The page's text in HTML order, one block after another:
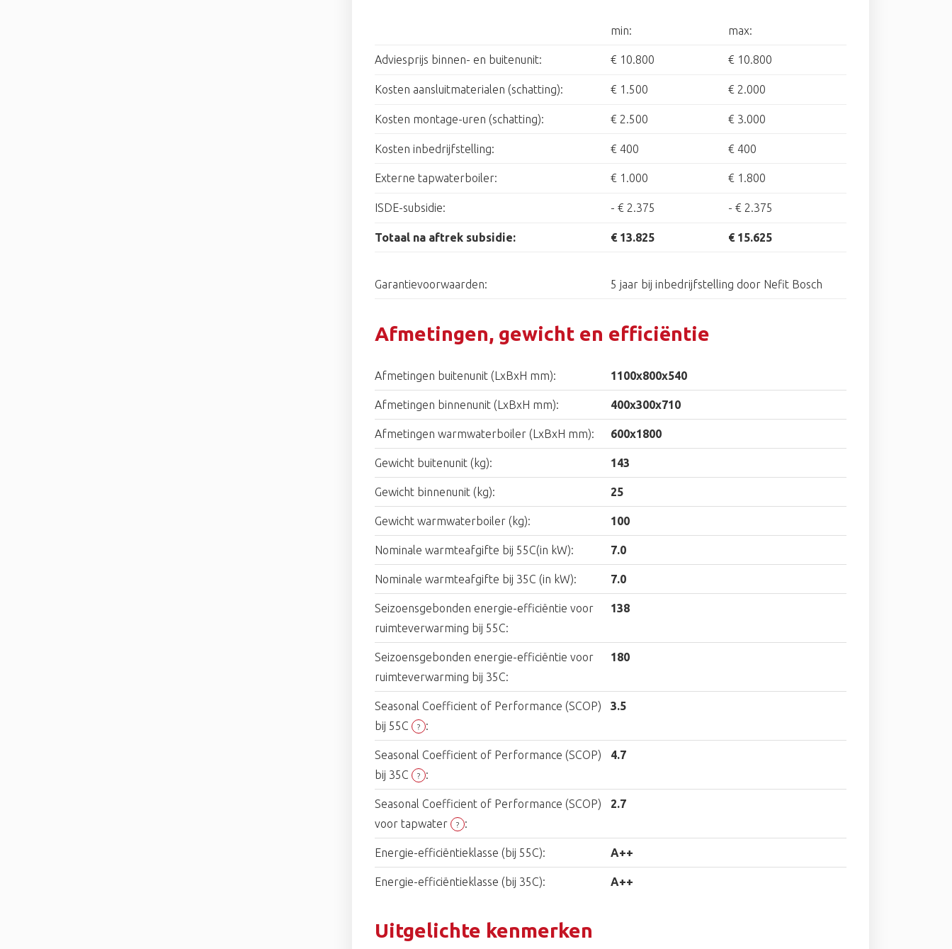
min: max:
Adviesprijs binnen- en buitenunit: € 10.800 € 10.800
Kosten aansluitmaterialen (schatting): € 1.500 € 2.000
Kosten montage-uren (schatting): € 2.500 € 3.000
Kosten inbedrijfstelling: € 400 € 400
Externe tapwaterboiler: € 1.000 € 1.800
ISDE-subsidie: - € 2.375 -€ 2.375
Totaal na aftrek subsidie: € 13.825 € 15.625
Garantievoorwaarden: 5 jaar bij inbedrijfstelling door Nefit Bosch
Afmetingen, gewicht en efficiëntie
Afmetingen buitenunit (LxBxH mm): 1100x800x540
Afmetingen binnenunit (LxBxH mm): 400x300x710
Afmetingen warmwaterboiler (LxBxH mm): 600x1800
Gewicht buitenunit (kg): 143
Gewicht binnenunit (kg): 25
Gewicht warmwaterboiler (kg): 100
Nominale warmteafgifte bij 55C(in kW): 7.0
Nominale warmteafgifte bij 35C (in kW): 7.0
Seizoensgebonden energie-efficiëntie voor
ruimteverwarming bij 55C:
138
Seizoensgebonden energie-efficiëntie voor
ruimteverwarming bij 35C:
180
Seasonal Coefficient of Performance (SCOP)
bij 55C
? :
3.5
Seasonal Coefficient of Performance (SCOP)
bij 35C
? :
4.7
Seasonal Coefficient of Performance (SCOP)
voor tapwater
? :
2.7
Energie-efficiëntieklasse (bij 55C): A++
Energie-efficiëntieklasse (bij 35C): A++
Uitgelichte kenmerken